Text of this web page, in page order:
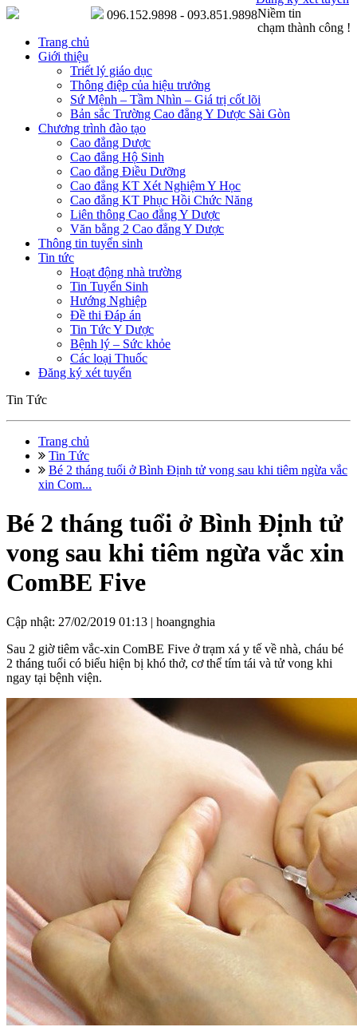
Niềm tin
chạm thành công !
096.152.9898 - 093.851.9898
Trang chủ
Giới thiệu
Triết lý giáo dục
Thông điệp của hiệu trưởng
Sứ Mệnh – Tầm Nhìn – Giá trị cốt lõi
Bản sắc Trường Cao đẳng Y Dược Sài Gòn
Chương trình đào tạo
Cao đẳng Dược
Cao đẳng Hộ Sinh
Cao đẳng Điều Dưỡng
Cao đẳng KT Xét Nghiệm Y Học
Cao đẳng KT Phục Hồi Chức Năng
Liên thông Cao đẳng Y Dược
Văn bằng 2 Cao đẳng Y Dược
Thông tin tuyển sinh
Tin tức
Hoạt động nhà trường
Tin Tuyển Sinh
Hướng Nghiệp
Đề thi Đáp án
Tin Tức Y Dược
Bệnh lý – Sức khỏe
Các loại Thuốc
Đăng ký xét tuyển
Tin Tức
Trang chủ
Tin Tức
Bé 2 tháng tuổi ở Bình Định tử vong sau khi tiêm ngừa vắc
xin Com...
Bé 2 tháng tuổi ở Bình Định tử
vong sau khi tiêm ngừa vắc xin
ComBE Five
Cập nhật: 27/02/2019 01:13 | hoangnghia
Sau 2 giờ tiêm vắc-xin ComBE Five ở trạm xá y tế về nhà, cháu bé
2 tháng tuổi có biểu hiện bị khó thở, cơ thể tím tái và tử vong khi
ngay tại bệnh viện.